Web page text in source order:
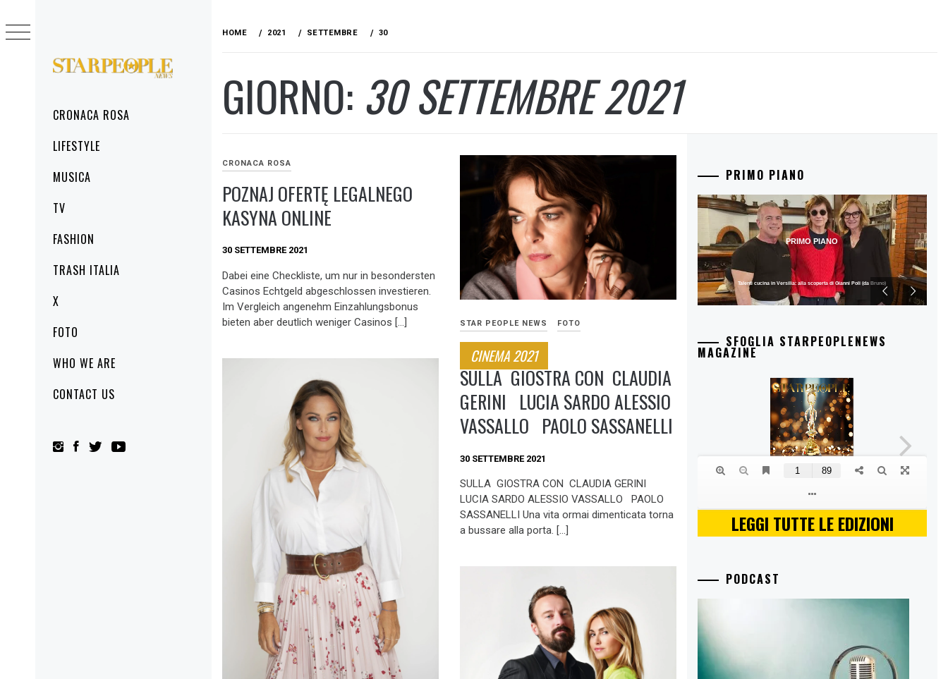
STARPEOPLENEWS
MenuCRONACA ROSA
LIFESTYLE
MUSICA
TV
FASHION
TRASH ITALIA
X
FOTO
WHO WE ARE
CONTACT US
to
content
HOME 2021 SETTEMBRE 30
GIORNO: 30 SETTEMBRE 2021
CRONACA ROSA
POZNAJ OFERTĘ LEGALNEGO
KASYNA ONLINE
30 SETTEMBRE 2021
Dabei eine Checkliste, um nur in besondersten
Casinos Echtgeld abgeschlossen investieren.
Im Vergleich angenehm Einzahlungsbonus
bieten aber deutlich weniger Casinos […]
STAR PEOPLE NEWS FOTO
CINEMA 2021
SULLA GIOSTRA CON CLAUDIA
GERINI LUCIA SARDO ALESSIO
VASSALLO PAOLO SASSANELLI
30 SETTEMBRE 2021
SULLA GIOSTRA CON CLAUDIA GERINI
LUCIA SARDO ALESSIO VASSALLO PAOLO
SASSANELLI Una vita ormai dimenticata torna
a bussare alla porta. […]
PRIMO PIANO
Talenti cucina in Versilia: alla scoperta di Gianni Poli (da Bruno)
PRIMO PIANO
SFOGLIA STARPEOPLENEWS
MAGAZINE
LEGGI TUTTE LE EDIZIONI
PODCAST